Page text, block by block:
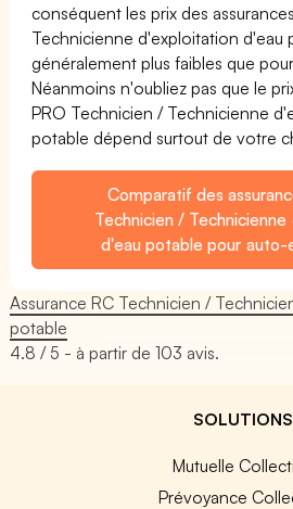
conséquent les prix des
Technicienne d'exploitation d'eau
généralement plus faibles que
Néanmoins n'oubliez pas que le
PRO Technicien / Technicienne
potable dépend surtout de votre
Comparatif des
Technicien /
d'eau potable pour auto-
Assurance RC Technicien /
potable
4.8 / 5 - à partir de103 avis.
SOLUTIONS
Mutuelle
Prévoyance